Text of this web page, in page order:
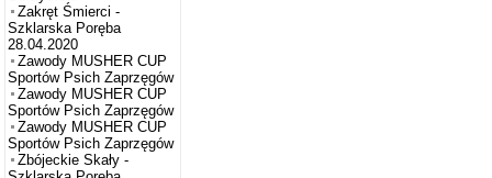
Zakręt Śmierci -
Szklarska Poręba
28.04.2020
Zawody MUSHER CUP
Sportów Psich Zaprzęgów
Zawody MUSHER CUP
Sportów Psich Zaprzęgów
Zawody MUSHER CUP
Sportów Psich Zaprzęgów
Zbójeckie Skały -